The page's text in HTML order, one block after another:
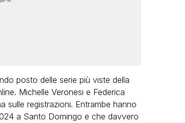
posto delle serie più viste della
Michelle Veronesi e Federica
sulle registrazioni. Entrambe hanno
a Santo Domingo e che davvero